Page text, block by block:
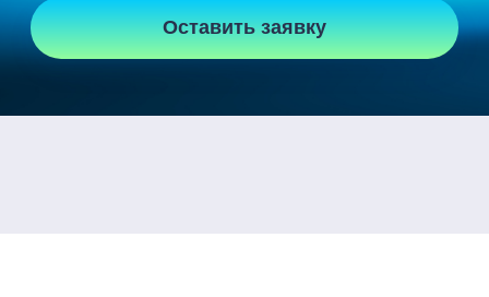
Оставить заявку